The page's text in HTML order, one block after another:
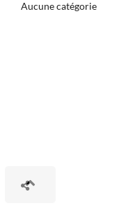
Aucune catégorie